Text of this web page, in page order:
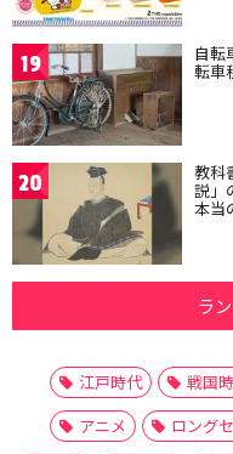
19 自転
転車
20 教科
説」
本当
ラ
江戸時代 戦国
アニメ
ロング